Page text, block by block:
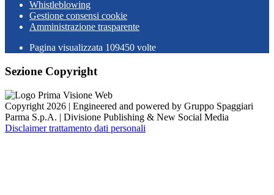
Whistleblowing
Gestione consensi cookie
Amministrazione trasparente
Pagina visualizzata 109450 volte
Sezione Copyright
Copyright 2026 | Engineered and powered by Gruppo Spaggiari
Parma S.p.A. | Divisione Publishing & New Social Media
Disclaimer trattamento dati personali